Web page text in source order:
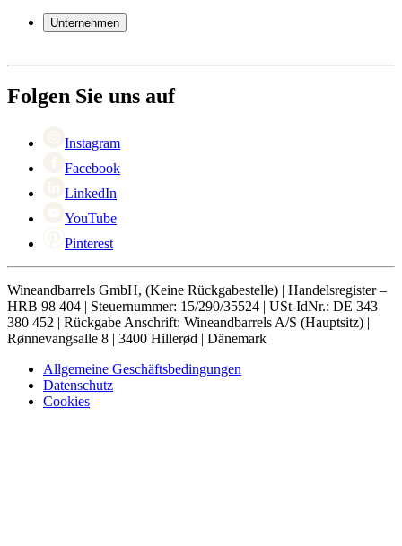
Garantie
Bezahlung
Rückgabe
Unternehmen
Black Friday
Singles Day
Folgen Sie uns auf
Instagram
Facebook
LinkedIn
YouTube
Pinterest
Wineandbarrels GmbH, (Keine Rückgabestelle) | Handelsregister –
HRB 98 404 | Steuernummer: 15/290/35524 | USt-IdNr.: DE 343
380 452 | Rückgabe Anschrift: Wineandbarrels A/S (Hauptsitz) |
Rønnevangsalle 8 | 3400 Hillerød | Dänemark
Allgemeine Geschäftsbedingungen
Datenschutz
Cookies